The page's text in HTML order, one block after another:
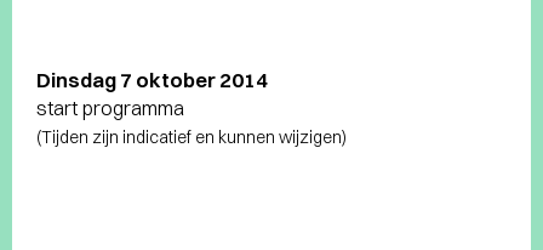
Dinsdag 7 oktober 2014
start programma
(Tijden zijn indicatief en kunnen wijzigen)